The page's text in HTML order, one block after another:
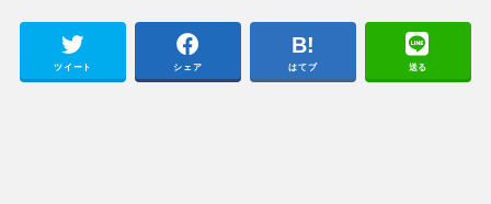
ツイート シェア はてブ 送る